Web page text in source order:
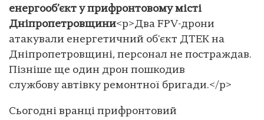
енергооб’єкт у прифронтовому місті
Дніпропетровщини<p>Два FPV-дрони
атакували енергетичний об'єкт ДТЕК на
Дніпропетровщині, персонал не постраждав.
Пізніше ще один дрон пошкодив
службову автівку ремонтної бригади.</p>
Сьогодні вранці прифронтовий